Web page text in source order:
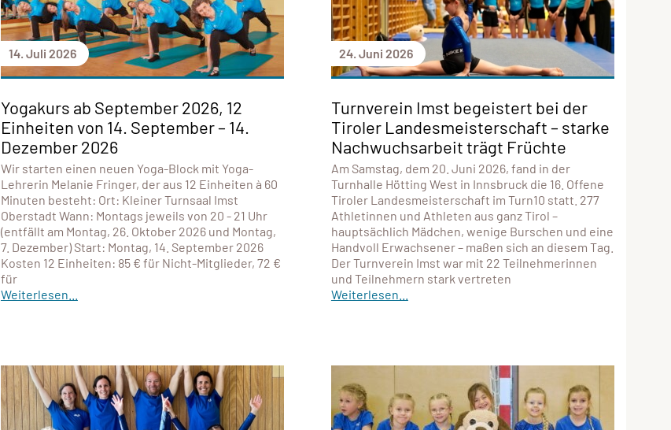
14. Juli 2026
Yogakurs ab September 2026, 12
Einheiten von 14. September – 14.
Dezember 2026
Wir starten einen neuen Yoga-Block mit Yoga-
Lehrerin Melanie Fringer, der aus 12 Einheiten à 60
Minuten besteht: Ort: Kleiner Turnsaal Imst
Oberstadt Wann: Montags jeweils von 20 - 21 Uhr
(entfällt am Montag, 26. Oktober 2026 und Montag,
7. Dezember) Start: Montag, 14. September 2026
Kosten 12 Einheiten: 85 € für Nicht-Mitglieder, 72 €
für
Weiterlesen...
24. Juni 2026
Turnverein Imst begeistert bei der
Tiroler Landesmeisterschaft – starke
Nachwuchsarbeit trägt Früchte
Am Samstag, dem 20. Juni 2026, fand in der
Turnhalle Hötting West in Innsbruck die 16. Offene
Tiroler Landesmeisterschaft im Turn10 statt. 277
Athletinnen und Athleten aus ganz Tirol –
hauptsächlich Mädchen, wenige Burschen und eine
Handvoll Erwachsener – maßen sich an diesem Tag.
Der Turnverein Imst war mit 22 Teilnehmerinnen
und Teilnehmern stark vertreten
Weiterlesen...